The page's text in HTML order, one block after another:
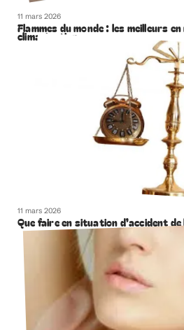
11 mars 2026
Flammes du monde : les meilleurs
climatisation
11 mars 2026
Que faire en situation d’accident